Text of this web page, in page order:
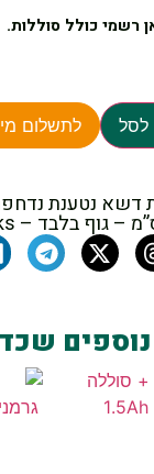
רשמי כולל סוללות.
לסל לתשלום